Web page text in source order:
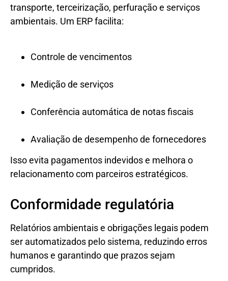
transporte, terceirização, perfuração e serviços
ambientais. Um ERP facilita:
Controle de vencimentos
Medição de serviços
Conferência automática de notas fiscais
Avaliação de desempenho de fornecedores
Isso evita pagamentos indevidos e melhora o
relacionamento com parceiros estratégicos.
Conformidade regulatória
Relatórios ambientais e obrigações legais podem
ser automatizados pelo sistema, reduzindo erros
humanos e garantindo que prazos sejam
cumpridos.